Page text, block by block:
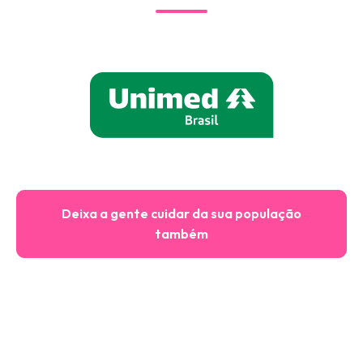
Deixa a gente cuidar da sua população
também